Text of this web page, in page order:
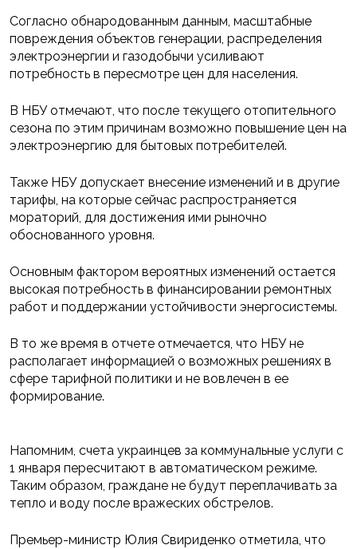
Согласно обнародованным данным, масштабные
повреждения объектов генерации, распределения
электроэнергии и газодобычи усиливают
потребность в пересмотре цен для населения.
В НБУ отмечают, что после текущего отопительного
сезона по этим причинам возможно повышение цен на
электроэнергию для бытовых потребителей.
Также НБУ допускает внесение изменений и в другие
тарифы, на которые сейчас распространяется
мораторий, для достижения ими рыночно
обоснованного уровня.
Основным фактором вероятных изменений остается
высокая потребность в финансировании ремонтных
работ и поддержании устойчивости энергосистемы.
В то же время в отчете отмечается, что НБУ не
располагает информацией о возможных решениях в
сфере тарифной политики и не вовлечен в ее
формирование.
Напомним, счета украинцев за коммунальные услуги с
1 января пересчитают в автоматическом режиме.
Таким образом, граждане не будут переплачивать за
тепло и воду после вражеских обстрелов.
Премьер-министр Юлия Свириденко отметила, что